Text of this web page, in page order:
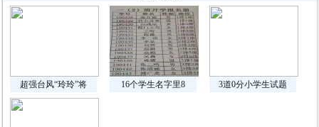
超强台风“玲玲”将 16个学生名字里8 3道0分小学生试题